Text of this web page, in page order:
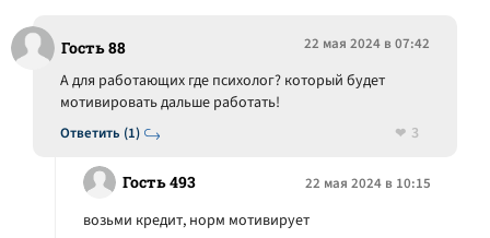
Гость 88 22 мая 2024 в 07:42
Ответить (1)
А для работающих где психолог? который будет
мотивировать дальше работать!
3
Гость 493 22 мая 2024 в 10:15
возьми кредит, норм мотивирует